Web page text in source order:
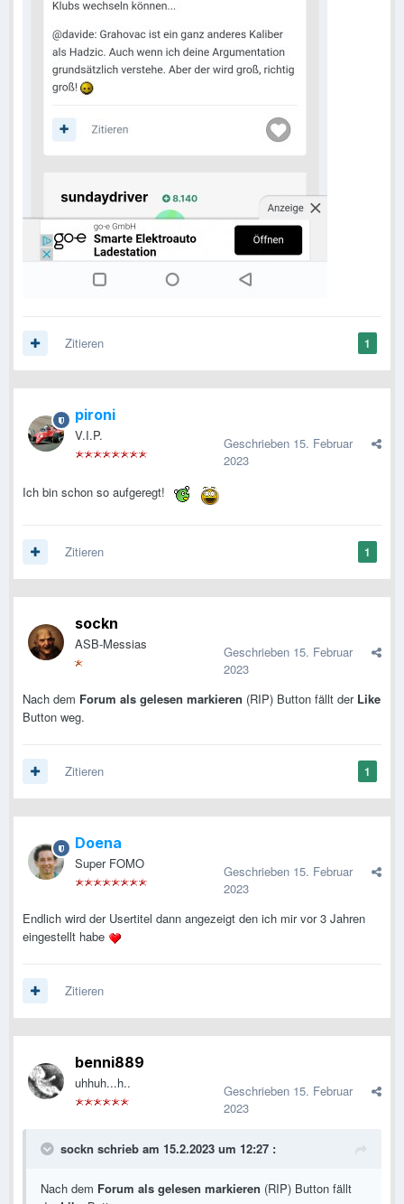
1
Zitieren
pironi
V.I.P. Geschrieben 15. Februar
2023
Ich bin schon so aufgeregt!
1
Zitieren
sockn
ASB-Messias Geschrieben 15. Februar
2023
Nach dem Forum als gelesen markieren (RIP) Button fällt der Like
Button weg.
1
Zitieren
Doena
Super FOMO Geschrieben 15. Februar
2023
Endlich wird der Usertitel dann angezeigt den ich mir vor 3 Jahren
eingestellt habe
Zitieren
benni889
uhhuh...h.. Geschrieben 15. Februar
2023
sockn schrieb am 15.2.2023 um 12:27 :
Nach dem Forum als gelesen markieren (RIP) Button fällt